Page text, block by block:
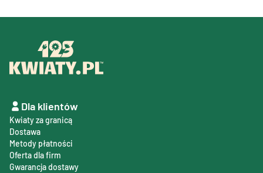
Dla klientów
Kwiaty za granicą
Dostawa
Metody płatności
Oferta dla firm
Gwarancja dostawy